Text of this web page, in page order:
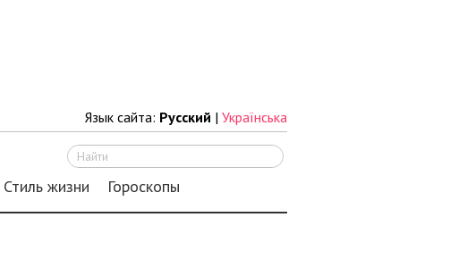
Язык сайта: Русский | Українська
Стиль жизни Гороскопы